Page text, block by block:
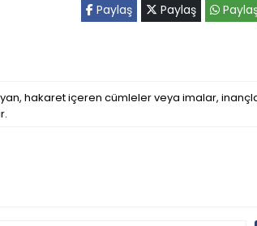
Paylaş Paylaş
hakaret içeren cümleler veya imalar,